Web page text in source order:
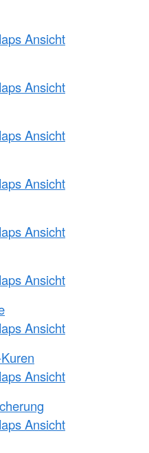
Ansicht
Ansicht
Ansicht
Ansicht
Ansicht
Ansicht
Ansicht
Ansicht
Ansicht